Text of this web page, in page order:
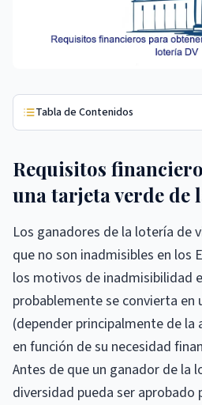
Tabla de Contenidos
Requisitos
una tarjeta verde de
Los ganadores de la lotería de
que no son inadmisibles en los
los motivos de inadmisibilidad
probablemente se convierta en
(depender principalmente de la
en función de su necesidad
Antes de que un ganador de la
diversidad pueda ser aprobado